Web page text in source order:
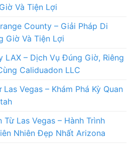
Và Tiện Lợi
County – Giải Pháp Di
Giờ Và Tiện Lợi
LAX – Dịch Vụ Đúng Giờ, Riêng
Caliduadon LLC
Vegas – Khám Phá Kỳ Quan
Las Vegas – Hành Trình
Nhiên Đẹp Nhất Arizona